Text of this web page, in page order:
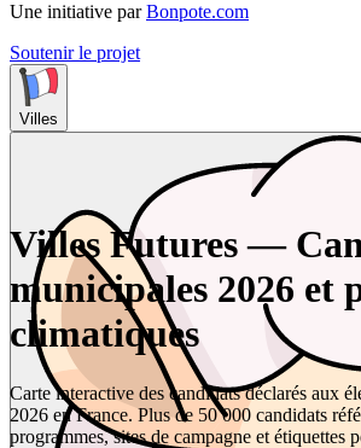
Une initiative par Bonpote.com
Soutenir le projet
Villes
Villes Futures —
municipales 2026 et
climatiques
Carte interactive des candidats déclarés aux
2026 en France. Plus de 50 000 candidats
programmes, sites de campagne et étiquettes